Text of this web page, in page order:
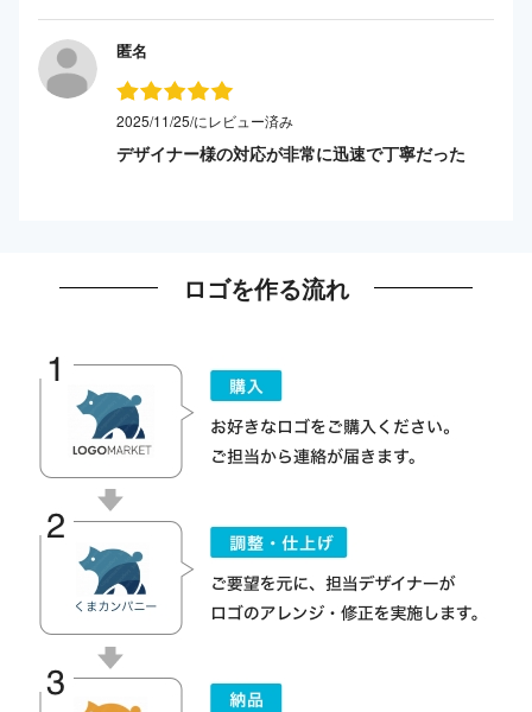
匿名
2025/11/25/にレビュー済み
デザイナー様の対応が非常に迅速で丁寧だった
ロゴを作る流れ